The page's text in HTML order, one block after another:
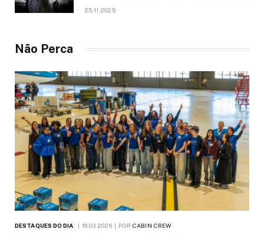
25.11.2025
Não Perca
DESTAQUES DO DIA 19.03.2026 POR CABIN CREW